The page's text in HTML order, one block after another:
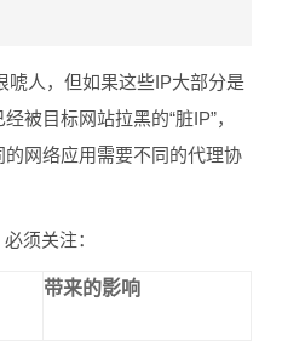
唬人，但如果这些IP大部分是
被目标网站拉黑的“脏IP”，
网络应用需要不同的代理协
须关注：
带来的影响